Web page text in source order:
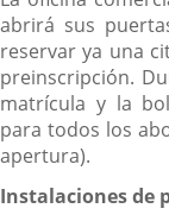
abrirá sus
reservar ya una
preinscripción.
matrícula y la
para todos los
apertura).
Instalaciones de